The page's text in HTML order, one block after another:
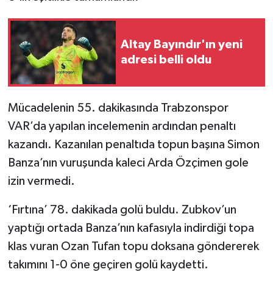
Altay Bayındır'ın yeni
adresi belli oldu
Mücadelenin 55. dakikasında Trabzonspor
VAR’da yapılan incelemenin ardından penaltı
kazandı. Kazanılan penaltıda topun başına Simon
Banza’nın vuruşunda kaleci Arda Özçimen gole
izin vermedi.
‘Fırtına’ 78. dakikada golü buldu. Zubkov’un
yaptığı ortada Banza’nın kafasıyla indirdiği topa
klas vuran Ozan Tufan topu doksana göndererek
takımını 1-0 öne geçiren golü kaydetti.